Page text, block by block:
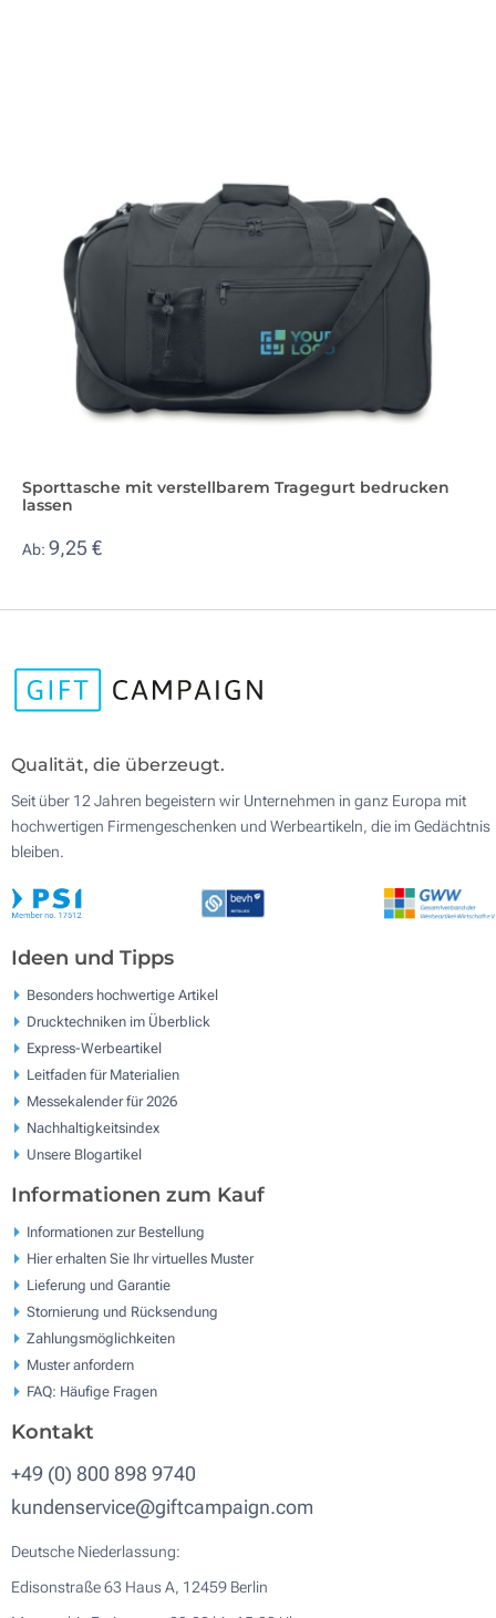
Sporttasche mit verstellbarem Tragegurt bedrucken
lassen
Ab: 9,25 €
Qualität, die überzeugt.
Seit über 12 Jahren begeistern wir Unternehmen in ganz Europa mit
hochwertigen Firmengeschenken und Werbeartikeln, die im Gedächtnis
bleiben.
Ideen und Tipps
Besonders hochwertige Artikel
Drucktechniken im Überblick
Express-Werbeartikel
Leitfaden für Materialien
Messekalender für 2026
Nachhaltigkeitsindex
Unsere Blogartikel
Informationen zum Kauf
Informationen zur Bestellung
Hier erhalten Sie Ihr virtuelles Muster
Lieferung und Garantie
Stornierung und Rücksendung
Zahlungsmöglichkeiten
Muster anfordern
FAQ: Häufige Fragen
Kontakt
+49 (0) 800 898 9740
kundenservice@giftcampaign.com
Deutsche Niederlassung:
Edisonstraße 63 Haus A, 12459 Berlin